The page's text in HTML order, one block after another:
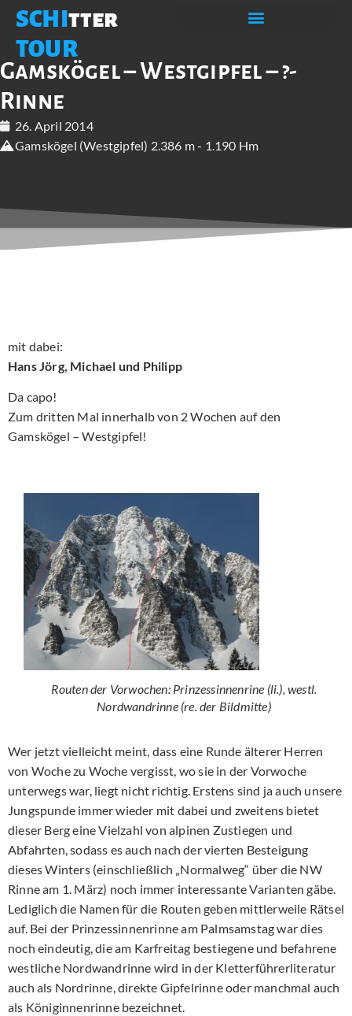
SCHItter
TOUR
Gamskögel – Westgipfel – ?-
Rinne
26. April 2014
Gamskögel (Westgipfel) 2.386 m - 1.190 Hm
mit dabei:
Hans Jörg, Michael und Philipp
Da capo!
Zum dritten Mal innerhalb von 2 Wochen auf den
Gamskögel – Westgipfel!
Routen der Vorwochen: Prinzessinnenrine (li.), westl.
Nordwandrinne (re. der Bildmitte)
Wer jetzt vielleicht meint, dass eine Runde älterer Herren
von Woche zu Woche vergisst, wo sie in der Vorwoche
unterwegs war, liegt nicht richtig. Erstens sind ja auch unsere
Jungspunde immer wieder mit dabei und zweitens bietet
dieser Berg eine Vielzahl von alpinen Zustiegen und
Abfahrten, sodass es auch nach der vierten Besteigung
dieses Winters (einschließlich „Normalweg“ über die NW
Rinne am 1. März) noch immer interessante Varianten gäbe.
Lediglich die Namen für die Routen geben mittlerweile Rätsel
auf. Bei der Prinzessinnenrinne am Palmsamstag war dies
noch eindeutig, die am Karfreitag bestiegene und befahrene
westliche Nordwandrinne wird in der Kletterführerliteratur
auch als Nordrinne, direkte Gipfelrinne oder manchmal auch
als Königinnenrinne bezeichnet.